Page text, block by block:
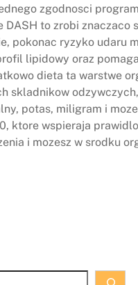
zgodnosci
DASH to zrobi znaczaco
pokonac ryzyko udaru
lipidowy oraz
dieta ta warstwe
skladnikow
potas, miligram i
ktore wspieraja
i mozesz w srodku